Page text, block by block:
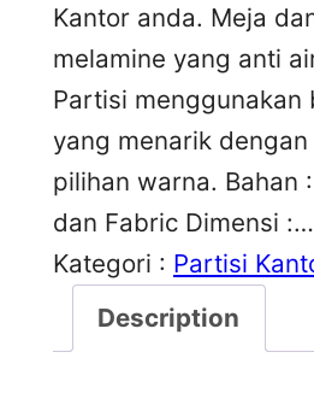
Kantor anda. Meja
melamine yang anti
Partisi menggunakan
yang menarik
pilihan warna. Bahan
dan Fabric Dimensi :…
Kategori : Partisi
Description